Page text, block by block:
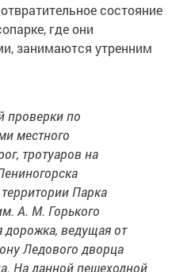
состояние
где они
занимаются утренним
проверки по
местного
тротуаров на
Парка
А. М. Горького
дорожка, ведущая от
Ледового дворца
На данной пешеходной